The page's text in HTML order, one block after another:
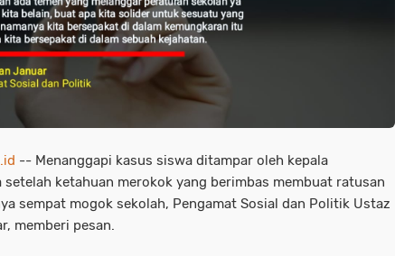
-- Menanggapi kasus siswa ditampar oleh kepala
setelah ketahuan merokok yang berimbas membuat ratusan
sempat mogok sekolah, Pengamat Sosial dan Politik Ustaz
memberi pesan.